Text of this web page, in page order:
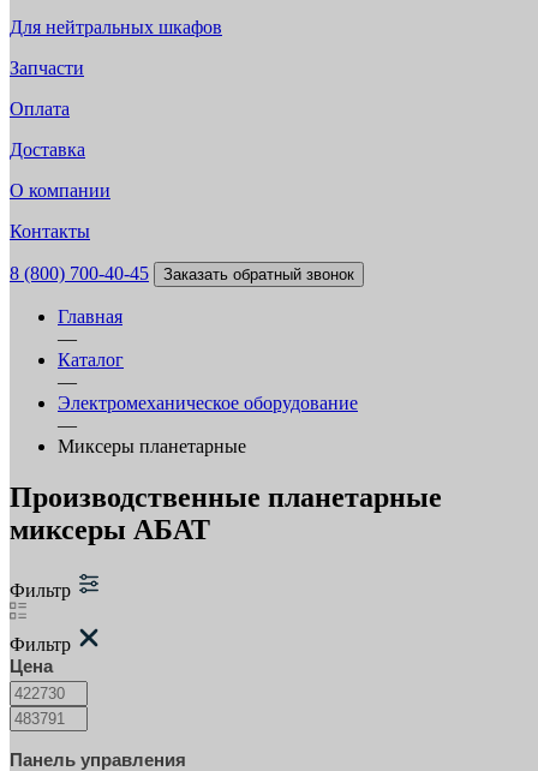
Для нейтральных шкафов
Запчасти
Оплата
Доставка
О компании
Контакты
8 (800) 700-40-45 Заказать обратный звонок
Главная
—
Каталог
—
Электромеханическое оборудование
—
Миксеры планетарные
Производственные планетарные
миксеры АБАТ
Фильтр
Фильтр
Цена
Панель управления